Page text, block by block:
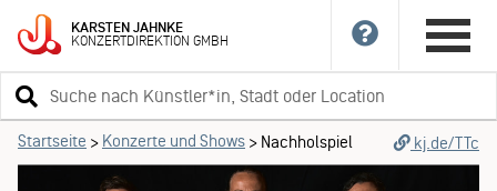
KARSTENJAHNKE
KONZERTDIREKTIONGMBH
Suchbegriff
eingeben
Startseite > Konzerte und Shows > Nachholspiel kj.de/TTc